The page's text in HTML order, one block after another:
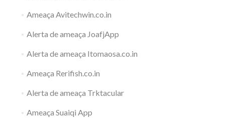
Ameaça Avitechwin.co.in
Alerta de ameaça JoafjApp
Alerta de ameaça Itomaosa.co.in
Ameaça Rerifish.co.in
Alerta de ameaça Trktacular
Ameaça Suaiqi App